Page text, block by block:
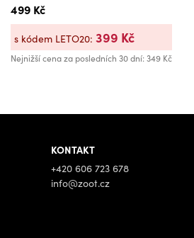
499 Kč
Nejnižší cena za posledních 30 dní: 349 Kč
s kódem LETO20: 399 Kč
KONTAKT
+420 606 723 678
info@zoot.cz